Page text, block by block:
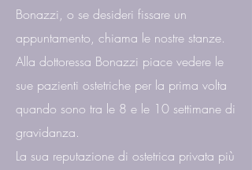
Bonazzi, o se desideri fissare un
appuntamento, chiama le nostre stanze.
Alla dottoressa Bonazzi piace vedere le
sue pazienti ostetriche per la prima volta
quando sono tra le 8 e le 10 settimane di
gravidanza.
La sua reputazione di ostetrica privata più